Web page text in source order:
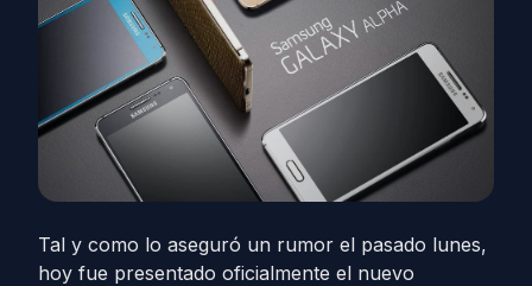
Tal y como lo aseguró un rumor el pasado lunes,
hoy fue presentado oficialmente el nuevo